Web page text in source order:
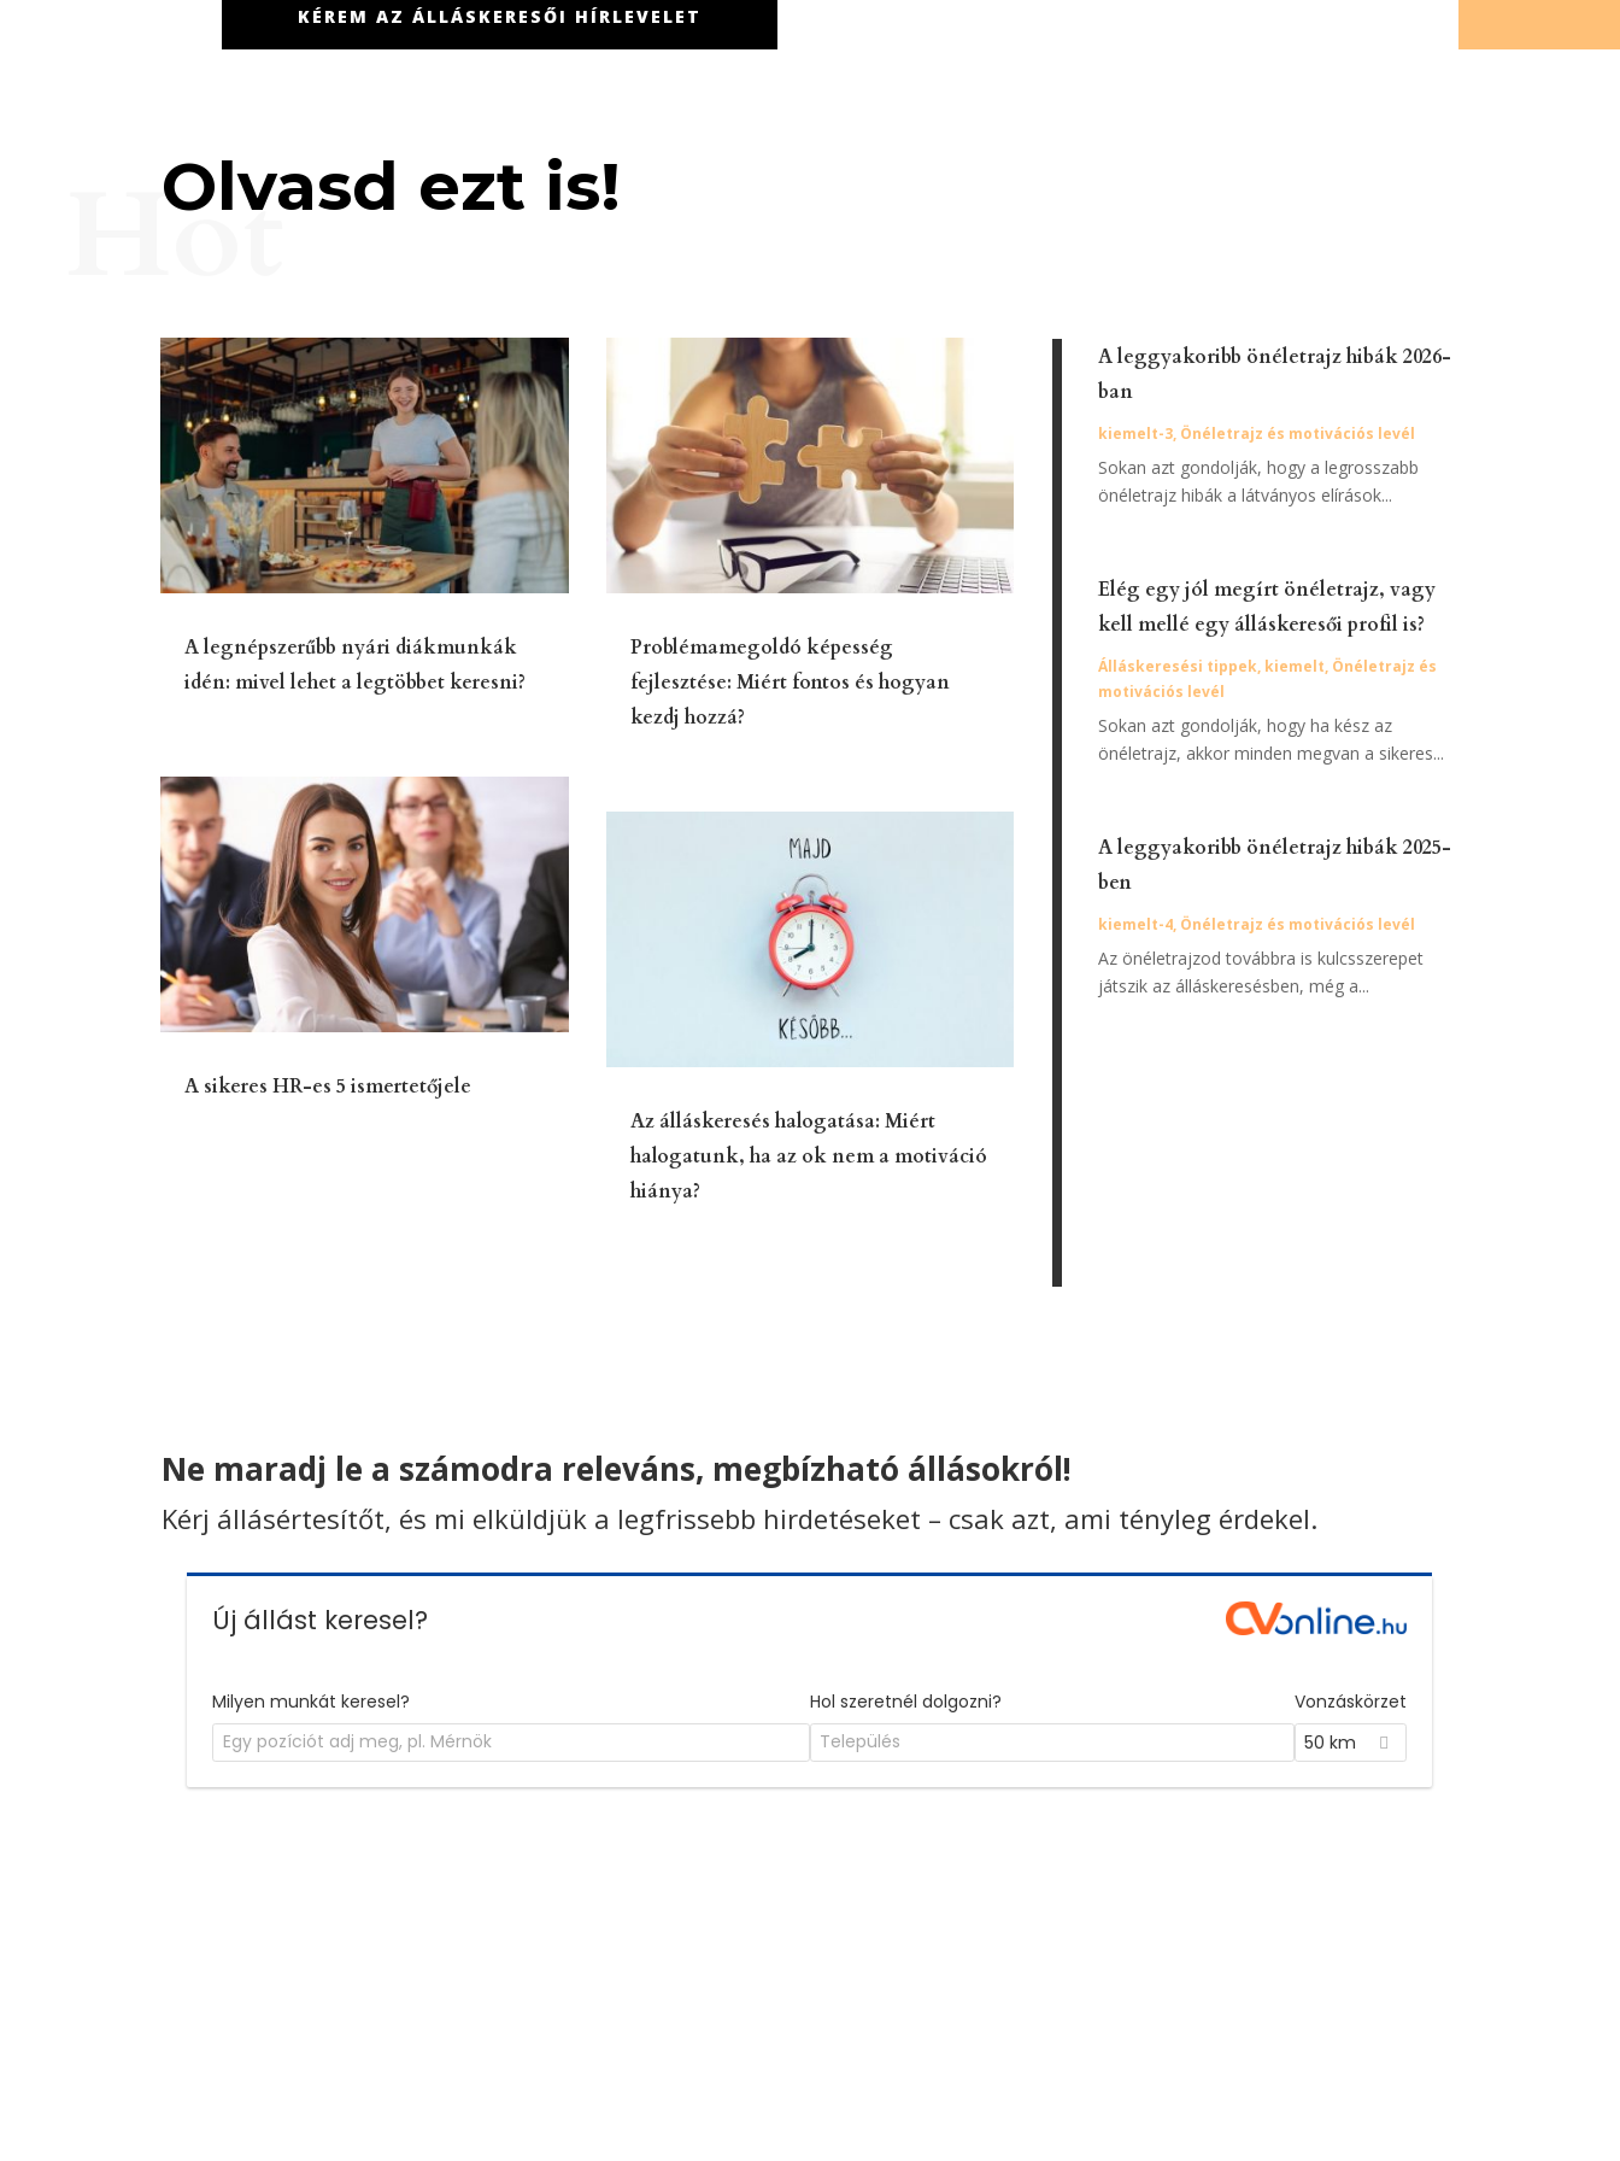
KÉREM AZ ÁLLÁSKERESŐI HÍRLEVELET
Olvasd ezt is!
Hot
A legnépszerűbb nyári diákmunkák
idén: mivel lehet a legtöbbet keresni?
A sikeres HR-es 5 ismertetőjele
Problémamegoldó képesség
fejlesztése: Miért fontos és hogyan
kezdj hozzá?
Az álláskeresés halogatása: Miért
halogatunk, ha az ok nem a motiváció
hiánya?
A leggyakoribb önéletrajz hibák 2026-
ban
kiemelt-3, Önéletrajz és motivációs levél
Sokan azt gondolják, hogy a legrosszabb
önéletrajz hibák a látványos elírások...
Elég egy jól megírt önéletrajz, vagy
kell mellé egy álláskeresői profil is?
Álláskeresési tippek, kiemelt, Önéletrajz és
motivációs levél
Sokan azt gondolják, hogy ha kész az
önéletrajz, akkor minden megvan a sikeres...
A leggyakoribb önéletrajz hibák 2025-
ben
kiemelt-4, Önéletrajz és motivációs levél
Az önéletrajzod továbbra is kulcsszerepet
játszik az álláskeresésben, még a...
Ne maradj le a számodra releváns, megbízható állásokról!
Kérj állásértesítőt, és mi elküldjük a legfrissebb hirdetéseket – csak azt, ami tényleg érdekel.